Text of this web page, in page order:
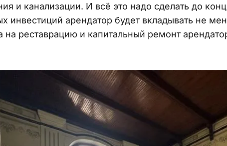
и канализации. И всё это надо сделать до
инвестиций арендатор будет вкладывать не
на реставрацию и капитальный ремонт